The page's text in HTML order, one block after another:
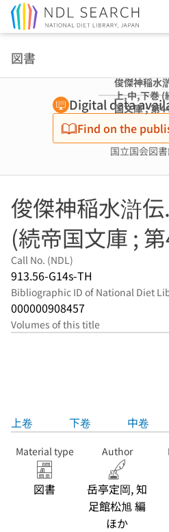
図書
俊傑神稲水
上,中,下巻 (
国文庫 ; 第
編)
Digital data
Find on the
国立国会図
俊傑神稲水滸
(続帝国文庫 ;
Call No. (NDL)
913.56-G14s-TH
Bibliographic ID of National Diet
000000908457
Volumes of this title
上卷 下卷 中卷
Material type
図書
Author
岳亭定岡, 知
足館松旭 編
ほか